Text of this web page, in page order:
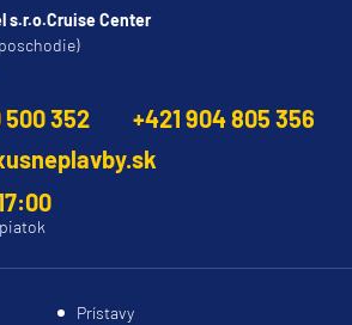
s.r.o.Cruise Center
500 352
+421 904 805 356
Prístavy